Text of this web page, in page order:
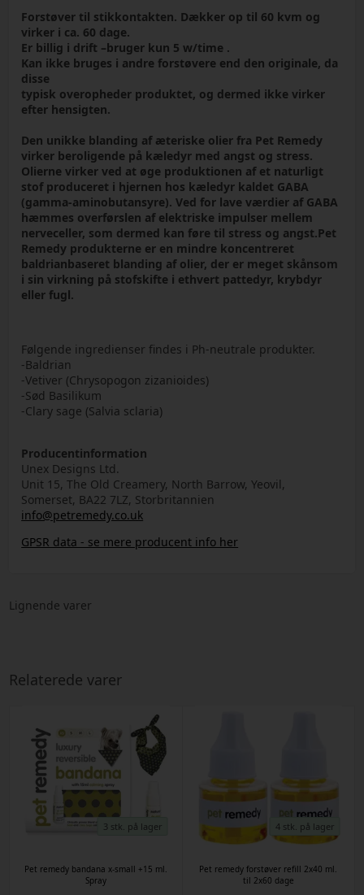
Forstøver til stikkontakten. Dækker op til 60 kvm og
virker i ca. 60 dage.
Er billig i drift –bruger kun 5 w/time .
Kan ikke bruges i andre forstøvere end den originale, da
disse
typisk overopheder produktet, og dermed ikke virker
efter hensigten.
Den unikke blanding af æteriske olier fra Pet Remedy
virker beroligende på kæledyr med angst og stress.
Olierne virker ved at øge produktionen af et naturligt
stof produceret i hjernen hos kæledyr kaldet GABA
(gamma-aminobutansyre). Ved for lave værdier af GABA
hæmmes overførslen af elektriske impulser mellem
nerveceller, som dermed kan føre til stress og angst.Pet
Remedy produkterne er en mindre koncentreret
baldrianbaseret blanding af olier, der er meget skånsom
i sin virkning på stofskifte i ethvert pattedyr, krybdyr
eller fugl.
Følgende ingredienser findes i Ph-neutrale produkter.
-Baldrian
-Vetiver (Chrysopogon zizanioides)
-Sød Basilikum
-Clary sage (Salvia sclaria)
Producentinformation
Unex Designs Ltd.
Unit 15, The Old Creamery, North Barrow, Yeovil,
Somerset, BA22 7LZ, Storbritannien
info@petremedy.co.uk
GPSR data - se mere producent info her
Lignende varer
Relaterede varer
3 stk. på lager
Pet remedy bandana x-small +15 ml.
Spray
4 stk. på lager
Pet remedy forstøver refill 2x40 ml.
til 2x60 dage